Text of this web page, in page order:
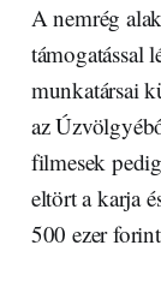
A nemrég
támogatással
munkatársai
az
filmesek
eltört a karja
500 ezer